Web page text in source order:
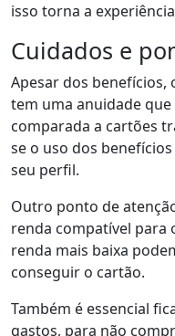
isso torna a
Cuidados e
Apesar dos benefícios,
tem uma anuidade
comparada a cartões
se o uso dos
seu perfil.
Outro ponto de
renda compatível para
renda mais baixa
conseguir o cartão.
Também é essencial
gastos, para não